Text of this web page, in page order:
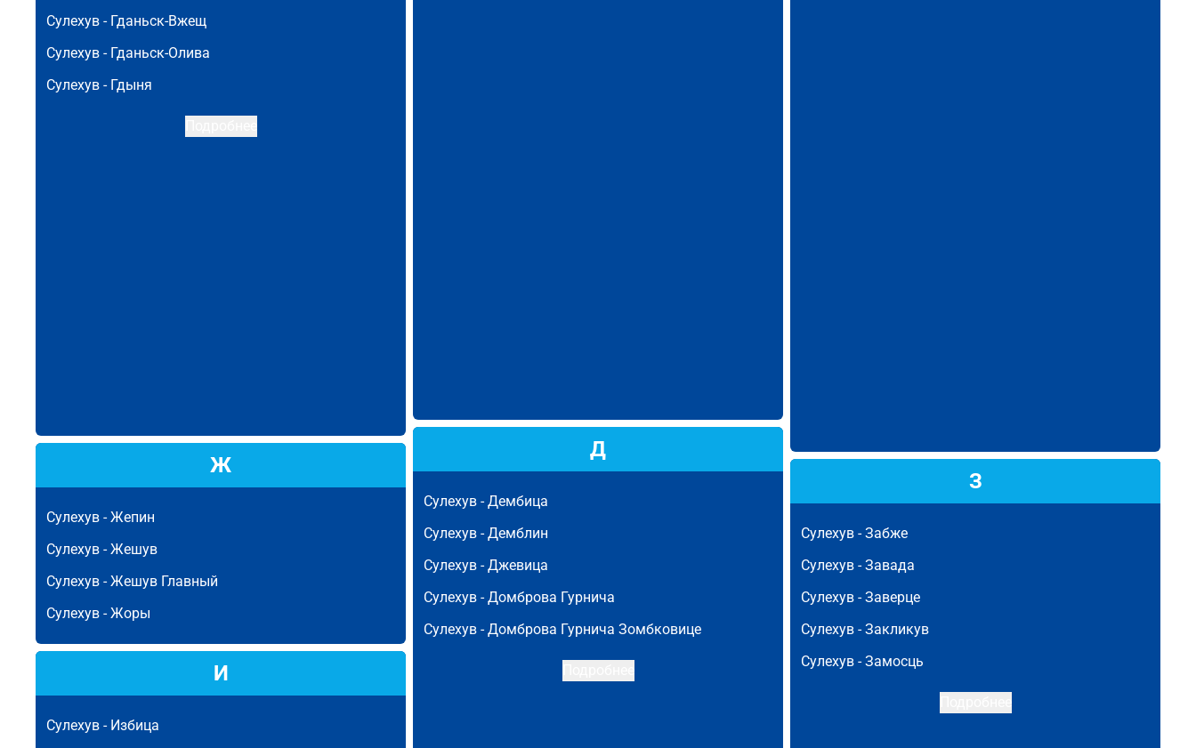
Сулехув - Гданьск-Вжещ
Сулехув - Гданьск-Олива
Сулехув - Гдыня
Д
Сулехув -Дембица
Сулехув -Демблин
Сулехув -Джевица
Сулехув -Домброва Гурнича
Сулехув -Домброва Гурнича Зомбковице
Ж
Сулехув -Жепин
Сулехув -Жешув
Сулехув -Жешув Главный
Сулехув -Жоры
З
Сулехув -Забже
Сулехув -Завада
Сулехув -Заверце
Сулехув -Закликув
Сулехув -Замосць
И
Сулехув - Избица